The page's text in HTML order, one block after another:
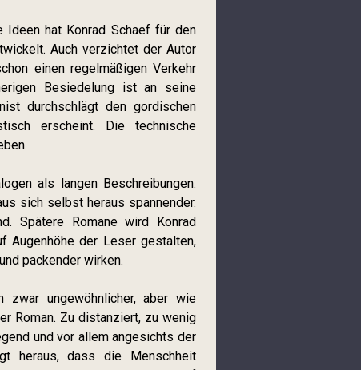
hat Konrad Schaef für den
Auch verzichtet der Autor
einen regelmäßigen Verkehr
Besiedelung ist an seine
durchschlägt den gordischen
erscheint. Die technische
als langen Beschreibungen.
sich selbst heraus spannender.
Spätere Romane wird Konrad
Augenhöhe der Leser gestalten,
packender wirken.
ungewöhnlicher, aber wie
Roman. Zu distanziert, zu wenig
und vor allem angesichts der
heraus, dass die Menschheit